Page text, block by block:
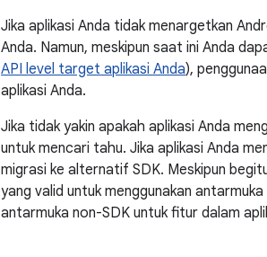
Jika aplikasi Anda tidak menargetkan
Anda. Namun, meskipun saat ini Anda
API level target aplikasi Anda),
aplikasi Anda.
Jika tidak yakin apakah aplikasi Anda
untuk mencari tahu. Jika aplikasi Anda
migrasi ke alternatif SDK. Meskipun
yang valid untuk menggunakan
antarmuka non-SDK untuk fitur dalam